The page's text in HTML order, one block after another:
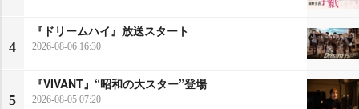
4
『ドリームハイ』放送スタート
2026-08-06 16:30
5
『VIVANT』“昭和の大スター”登場
2026-08-05 07:20